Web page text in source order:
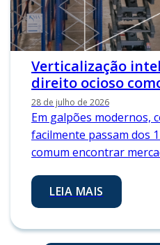
Verticalização
direito ocioso
28 de julho de 2026
Em galpões modernos,
facilmente passam dos
comum encontrar
LEIA MAIS